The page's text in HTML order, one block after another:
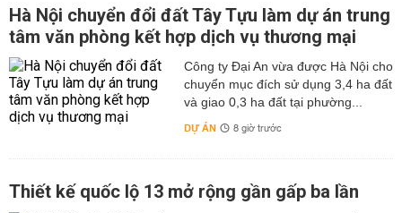
Hà Nội chuyển đổi đất Tây Tựu làm dự án trung
tâm văn phòng kết hợp dịch vụ thương mại
Công ty Đại An vừa được Hà Nội cho
chuyển mục đích sử dụng 3,4 ha đất
và giao 0,3 ha đất tại phường...
DỰ ÁN 8 giờ trước
Thiết kế quốc lộ 13 mở rộng gần gấp ba lần